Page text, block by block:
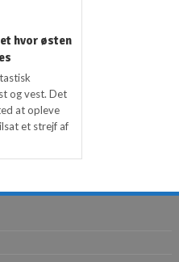
hvor østen
og vest. Det
at opleve
et strejf af